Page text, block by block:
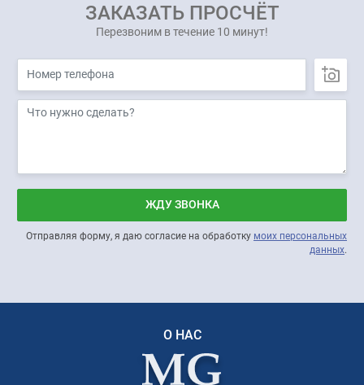
ЗАКАЗАТЬ ПРОСЧЁТ
Перезвоним в течение 10 минут!
ЖДУ ЗВОНКА
Отправляя форму, я даю согласие на обработку моих персональных
данных.
О НАС